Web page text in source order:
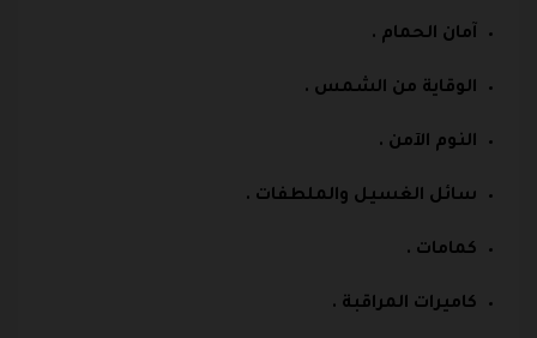
آمان الحمام .
الوقاية من الشمس .
النوم الآمن .
سائل الغسيل والملطفات .
كمامات .
كاميرات المراقبة .